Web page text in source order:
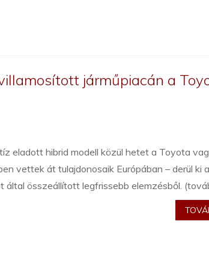
járműpiacán a
eladott hibrid modell közül hetet a Toyota
vettek át tulajdonosaik Európában – derül ki
által összeállított legfrissebb elemzésből.